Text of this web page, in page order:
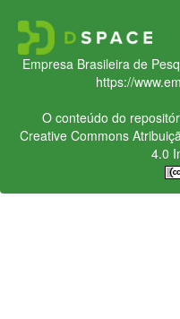
Empresa Brasileira de
https://
O conteúdo do
Creative Commons
4.0